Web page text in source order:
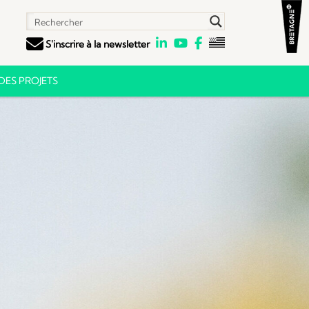
S'inscrire à la newsletter
PROJETS